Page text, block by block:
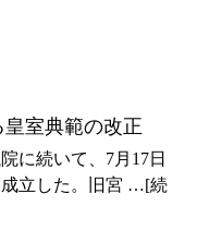
室典範の改正
に続いて、7月17日
立した。旧宮 …[続